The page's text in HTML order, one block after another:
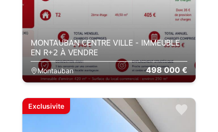
498 000 €
MONTAUBAN CENTRE VILLE - IMMEUBLE
EN R+2 À VENDRE
Montauban
Exclusivite